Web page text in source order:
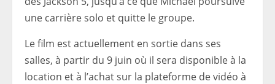
une carrière solo et quitte le groupe.
Le film est actuellement en sortie dans ses
salles, à partir du 9 juin où il sera disponible à la
location et à l’achat sur la plateforme de vidéo à